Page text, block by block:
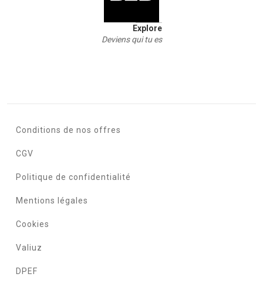
Explore
Deviens qui tu es
Conditions de nos offres
CGV
Politique de confidentialité
Mentions légales
Cookies
Valiuz
DPEF